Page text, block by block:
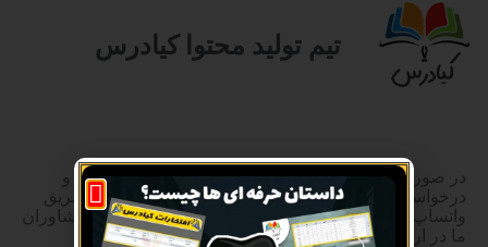
تیم تولید محتوا کیادرس
در صورت هرگونه سوال درباره مسائل درسی و تحصیلی و
درخواست
مشاوره و برنامه ریزی حرفه ایمیتوانید از طریق
واتساپ و تماس مستقیم با شماره ۰۹۱۰۰۸۰۰۷۱۸ با مشاوران
ما در ارتباط باشید